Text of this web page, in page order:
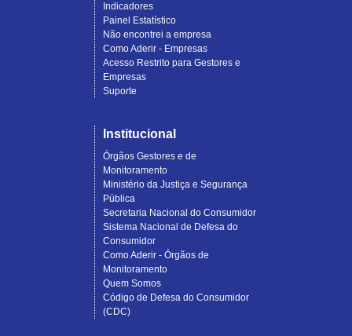
Indicadores
Painel Estatístico
Não encontrei a empresa
Como Aderir - Empresas
Acesso Restrito para Gestores e
Empresas
Suporte
Institucional
Órgãos Gestores e de
Monitoramento
Ministério da Justiça e Segurança
Pública
Secretaria Nacional do Consumidor
Sistema Nacional de Defesa do
Consumidor
Como Aderir - Órgãos de
Monitoramento
Quem Somos
Código de Defesa do Consumidor
(CDC)